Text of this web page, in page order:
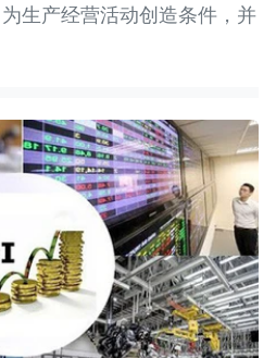
生产经营活动创造条件，并